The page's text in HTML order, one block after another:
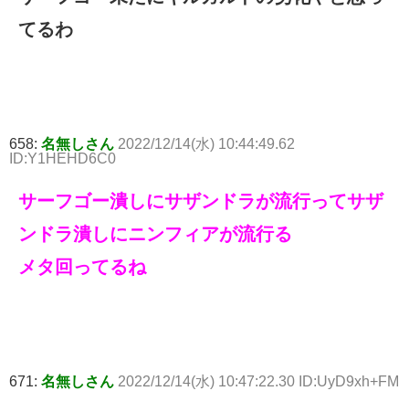
てるわ
658: 名無しさん 2022/12/14(水) 10:44:49.62
ID:Y1HEHD6C0
サーフゴー潰しにサザンドラが流行ってサザ
ンドラ潰しにニンフィアが流行る
メタ回ってるね
671: 名無しさん 2022/12/14(水) 10:47:22.30 ID:UyD9xh+FM